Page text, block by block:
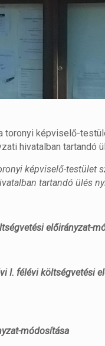
képviselő-
hivatalban tartandó
képviselő-testület
tartandó ülés
előirányzat-
I. félévi költségvetési
módosítása